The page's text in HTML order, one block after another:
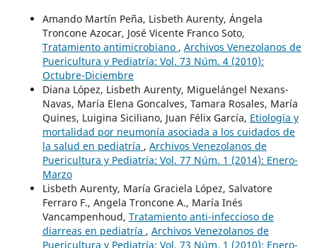
Amando Martín Peña, Lisbeth Aurenty, Ángela
Troncone Azocar, José Vicente Franco Soto,
Tratamiento antimicrobiano , Archivos Venezolanos de
Puericultura y Pediatría: Vol. 73 Núm. 4 (2010):
Octubre-Diciembre
Diana López, Lisbeth Aurenty, Miguelángel Nexans-
Navas, María Elena Goncalves, Tamara Rosales, María
Quines, Luigina Siciliano, Juan Félix García, Etiología y
mortalidad por neumonía asociada a los cuidados de
la salud en pediatría , Archivos Venezolanos de
Puericultura y Pediatría: Vol. 77 Núm. 1 (2014): Enero-
Marzo
Lisbeth Aurenty, María Graciela López, Salvatore
Ferraro F., Angela Troncone A., María Inés
Vancampenhoud, Tratamiento anti-infeccioso de
diarreas en pediatría , Archivos Venezolanos de
Puericultura y Pediatría: Vol. 73 Núm. 1 (2010): Enero-